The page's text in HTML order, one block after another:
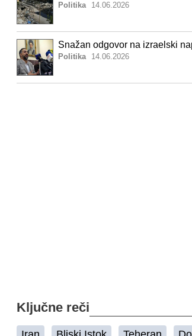
Politika 14.06.2026
Snažan odgovor na izraelski
Politika 14.06.2026
Ključne reči